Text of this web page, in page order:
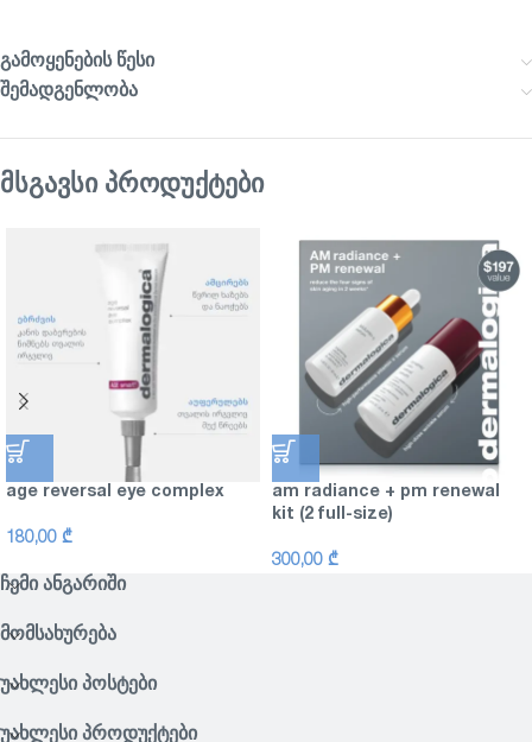
გამოყენების წესი
შემადგენლობა
მსგავსი პროდუქტები
age reversal eye complex
180,00 ₾
am radiance + pm renewal
kit (2 full-size)
300,00 ₾
ᲩᲔᲛᲘ ᲐᲜᲒᲐᲠᲘᲨᲘ
ᲛᲝᲛᲡᲐᲮᲣᲠᲔᲑᲐ
ᲣᲐᲮᲚᲔᲡᲘ ᲞᲝᲡᲢᲔᲑᲘ
ᲣᲐᲮᲚᲔᲡᲘ ᲞᲠᲝᲓᲣᲥᲢᲔᲑᲘ